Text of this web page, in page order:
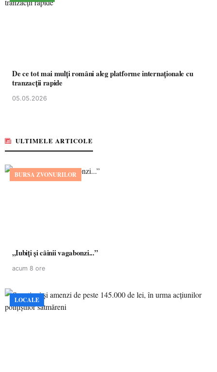
De ce tot mai mulți români aleg platforme internaționale cu
tranzacții rapide
05.05.2026
ULTIMELE ARTICOLE
BURSA ZVONURILOR
,,Iubiți și câinii vagabonzi...”
acum 8 ore
LOCALE